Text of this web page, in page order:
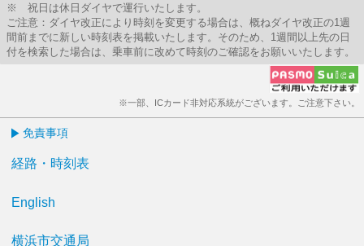
※ 祝日は休日ダイヤで運行いたします。
ご注意：ダイヤ改正により時刻を変更する場合は、概ねダイヤ改正の1週
間前までに新しい時刻表を掲載いたします。そのため、1週間以上先の日
付を検索した場合は、乗車前に改めて時刻のご確認をお願いいたします。
※一部、ICカード非対応系統がございます。ご注意下さい。
免責事項
経路・時刻表
English
横浜市交通局